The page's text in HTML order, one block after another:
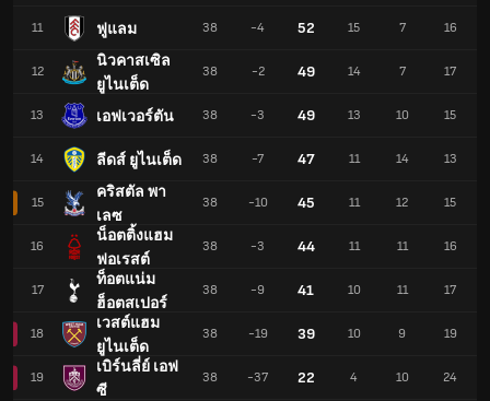
11 ฟูแลม
12
นิวคาสเซิล
ยูไนเต็ด
13 เอฟเวอร์ตัน
14 ลีดส์ ยูไนเต็ด
15
คริสตัล พา
เลซ
16
น็อตติ้งแฮม
ฟอเรสต์
17
ท็อตแน่ม
ฮ็อตสเปอร์
18
เวสต์แฮม
ยูไนเต็ด
19
เบิร์นลี่ย์ เอฟ
ซี
38 -4 52 15 7 16
38 -2 49 14 7 17
38 -3 49 13 10 15
38 -7 47 11 14 13
38 -10 45 11 12 15
38 -3 44 11 11 16
38 -9 41 10 11 17
38 -19 39 10 9 19
38 -37 22 4 10 24